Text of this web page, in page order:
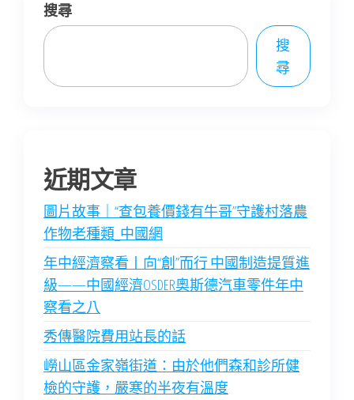
搜尋
搜
尋
近期文章
圖片故事｜“查包養價錢有牛哥”守護村落農
作物老種類_中國網
年中經濟察看丨向“創”而行 中國制造提質進
級——中國經濟OSDER奧斯德汽車零件年中
察看之八
秀傳醫院費用站長的話
嶗山區金家嶺街道：由於他們森和診所健
檢的守護，嚴寒的半夜有溫度